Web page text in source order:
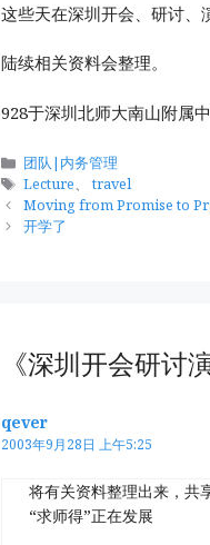
这些天在深圳开会、研讨、
陆续相关资料会整理。
928于深圳北师大南山附属
分
类
团队|内务管理
标
签
Lecture、travel
Moving from Promise to
开学了
《深圳开会研讨
qever
2003年9月28日 上午5:25
将有关资料整理出来，共
“求师得”正在发展